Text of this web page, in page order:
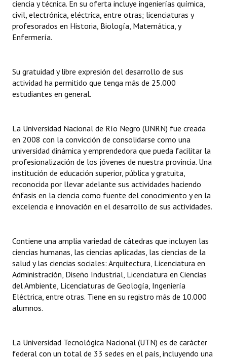
ciencia y técnica. En su oferta incluye ingenierías química,
civil, electrónica, eléctrica, entre otras; licenciaturas y
profesorados en Historia, Biología, Matemática, y
Enfermería.
Su gratuidad y libre expresión del desarrollo de sus
actividad ha permitido que tenga más de 25.000
estudiantes en general.
La Universidad Nacional de Río Negro (UNRN) fue creada
en 2008 con la convicción de consolidarse como una
universidad dinámica y emprendedora que pueda facilitar la
profesionalización de los jóvenes de nuestra provincia. Una
institución de educación superior, pública y gratuita,
reconocida por llevar adelante sus actividades haciendo
énfasis en la ciencia como fuente del conocimiento y en la
excelencia e innovación en el desarrollo de sus actividades.
Contiene una amplia variedad de cátedras que incluyen las
ciencias humanas, las ciencias aplicadas, las ciencias de la
salud y las ciencias sociales: Arquitectura, Licenciatura en
Administración, Diseño Industrial, Licenciatura en Ciencias
del Ambiente, Licenciaturas de Geología, Ingeniería
Eléctrica, entre otras. Tiene en su registro más de 10.000
alumnos.
La Universidad Tecnológica Nacional (UTN) es de carácter
federal con un total de 33 sedes en el país, incluyendo una